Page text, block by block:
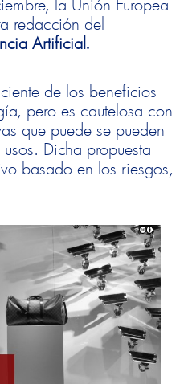
la Unión Europea
redacción del
Artificial.
de los beneficios
pero es cautelosa con
que puede se pueden
Dicha propuesta
basado en los riesgos,